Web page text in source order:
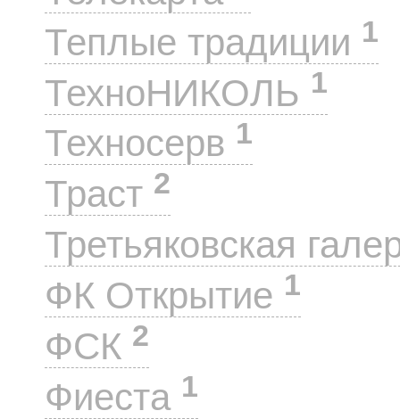
Теплые традиции 1
ТехноНИКОЛЬ 1
Техносерв 1
Траст 2
Третьяковская
ФК Открытие 1
ФСК 2
Фиеста 1